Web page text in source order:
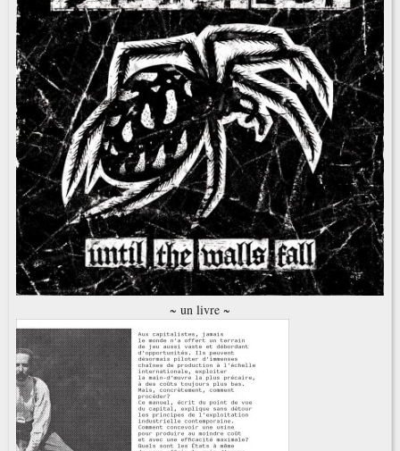
~ un livre ~